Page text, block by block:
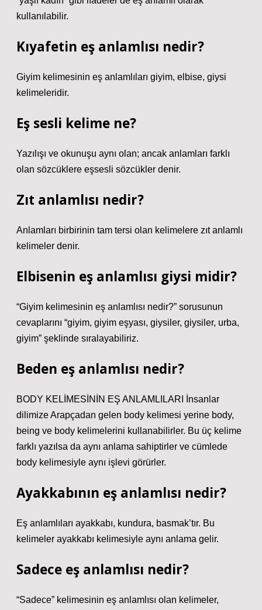
kullanılabilir.
Kıyafetin eş anlamlısı nedir?
Giyim kelimesinin eş anlamlıları giyim, elbise, giysi
kelimeleridir.
Eş sesli kelime ne?
Yazılışı ve okunuşu aynı olan; ancak anlamları farklı
olan sözcüklere eşsesli sözcükler denir.
Zıt anlamlısı nedir?
Anlamları birbirinin tam tersi olan kelimelere zıt anlamlı
kelimeler denir.
Elbisenin eş anlamlısı giysi midir?
“Giyim kelimesinin eş anlamlısı nedir?” sorusunun
cevaplarını “giyim, giyim eşyası, giysiler, giysiler, urba,
giyim” şeklinde sıralayabiliriz.
Beden eş anlamlısı nedir?
BODY KELİMESİNİN EŞ ANLAMLILARI İnsanlar
dilimize Arapçadan gelen body kelimesi yerine body,
being ve body kelimelerini kullanabilirler. Bu üç kelime
farklı yazılsa da aynı anlama sahiptirler ve cümlede
body kelimesiyle aynı işlevi görürler.
Ayakkabının eş anlamlısı nedir?
Eş anlamlıları ayakkabı, kundura, basmak’tır. Bu
kelimeler ayakkabı kelimesiyle aynı anlama gelir.
Sadece eş anlamlısı nedir?
“Sadece” kelimesinin eş anlamlısı olan kelimeler,